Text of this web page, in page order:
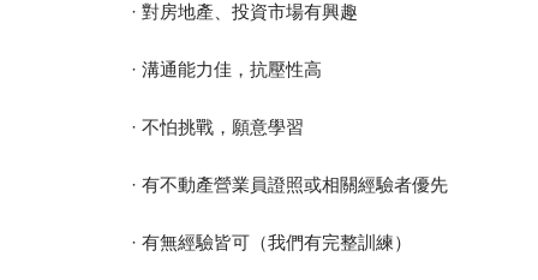
· 對房地產、投資市場有興趣
· 溝通能力佳，抗壓性高
· 不怕挑戰，願意學習
· 有不動產營業員證照或相關經驗者優先
· 有無經驗皆可（我們有完整訓練）